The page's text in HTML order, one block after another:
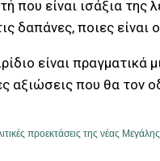
που είναι ισάξια
δαπάνες, ποιες είναι
είναι πραγματικά
αξιώσεις που θα τον